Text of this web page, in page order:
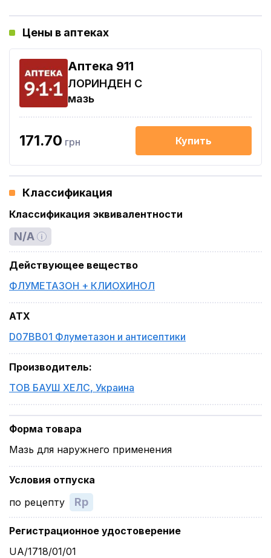
Цены в аптеках
Aптека 911
ЛОРИНДЕН С
мазь
171.70 грн Купить
Классификация
Классификация эквивалентности
N/A
Действующее вещество
ФЛУМЕТАЗОН + КЛИОХИНОЛ
ATX
D07BB01 Флуметазон и антисептики
Производитель:
ТОВ БАУШ ХЕЛС, Украина
Форма товара
Мазь для наружнего применения
Условия отпуска
по рецепту
Rp
Регистрационное удостоверение
UA/1718/01/01